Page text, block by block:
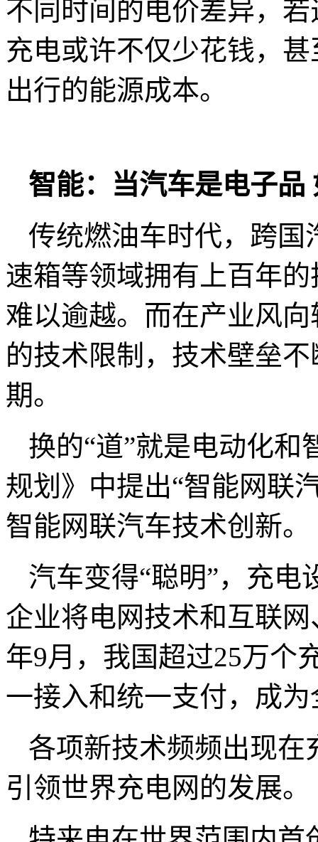
不同时间的电价差异，
充电或许不仅少花钱，
出行的能源成本。
智能：当汽车是电子品
传统燃油车时代，跨国
速箱等领域拥有上百年
难以逾越。而在产业风
的技术限制，技术壁垒
期。
换的“道”就是电动化
规划》中提出“智能网联
智能网联汽车技术创新。
汽车变得“聪明”，充电
企业将电网技术和互联
年9月，我国超过25万个
一接入和统一支付，成
各项新技术频频出现在
引领世界充电网的发展。